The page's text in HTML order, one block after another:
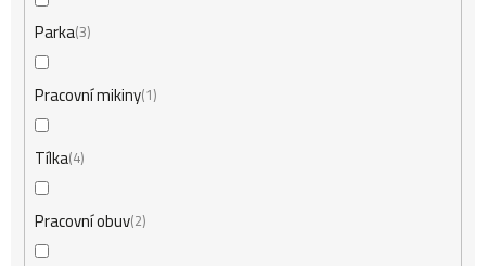
Parka3
Pracovní mikiny 1
Tílka 4
Pracovní obuv 2